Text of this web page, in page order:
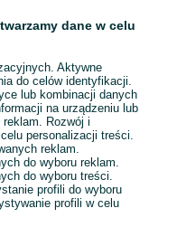
Słuchu
dane w celu
Aktywne
do celów identyfikacji.
lub kombinacji danych
na urządzeniu lub
Rozwój i
personalizacji treści.
reklam.
do wyboru reklam.
do wyboru treści.
profili do wyboru
profili w celu